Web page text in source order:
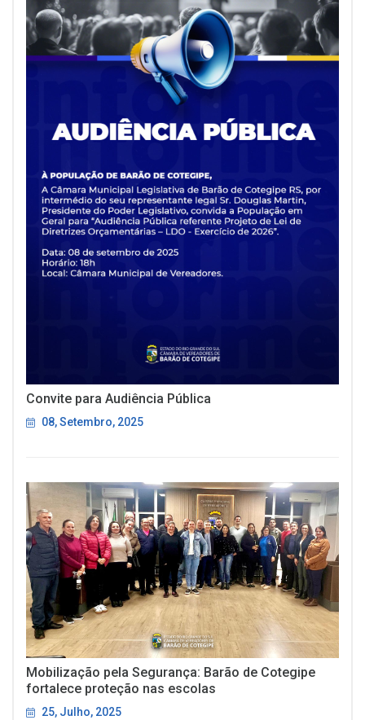
Convite para Audiência Pública
08, Setembro, 2025
Mobilização pela Segurança: Barão de Cotegipe
fortalece proteção nas escolas
25, Julho, 2025